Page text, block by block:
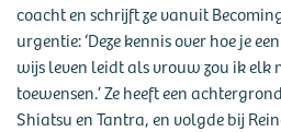
coacht en schrijft ze vanuit
urgentie: ‘Deze kennis over hoe je
wijs leven leidt als vrouw zou ik elk
toewensen.’ Ze heeft een
Shiatsu en Tantra, en volgde bij